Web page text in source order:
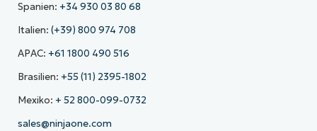
Spanien: +34 930 03 80 68
Italien: (+39) 800 974 708
APAC: +61 1800 490 516
Brasilien: +55 (11) 2395-1802
Mexiko: + 52 800-099-0732
sales@ninjaone.com